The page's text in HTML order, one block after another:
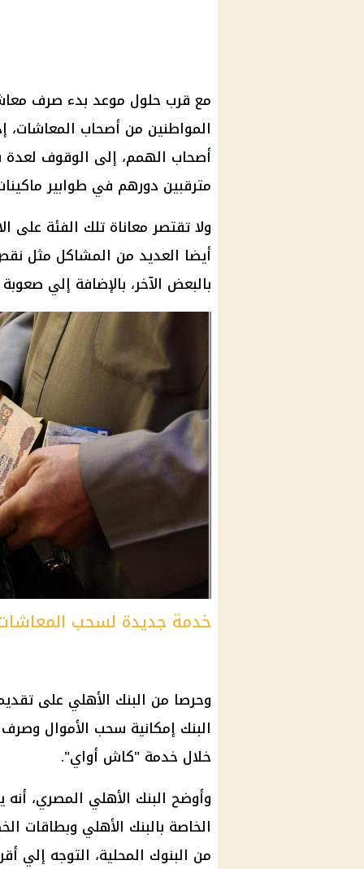
المواطنين من أصحاب
أصحاب الهمم، إلى الوقوف
مترقبين دورهم في طوابير
ولا تقتصر معاناة تلك الفئة على
أيضا العديد من المشاكل مثل
بالبعض الآخر، بالإضافة إلي
خدمة جديدة لسحب
وحرصا من البنك الأهلي على
البنك إمكانية سحب الأموال
خلال خدمة "كاش أواي".
وأوضح البنك الأهلي المصري،
الخاصة بالبنك الأهلي وبطاقات
من البنوك المحلية، التوجه